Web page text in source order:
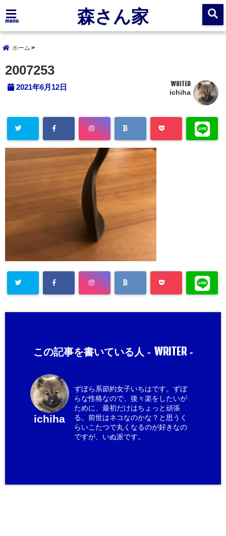
menu 森さん家
ホーム
2007253
2021年6月12日 WRITER
ichiha
この記事を書いている人 - WRITER-
ichiha
ずぼら系節約女子いちはです。ずぼ
らな性格なので、後々楽をしたいが
ために、最初だけはちょっと頑張
る。前世はネコなのかな？と思うく
らいこたつで丸くなるのが好きなの
ですが、いぬ派です。